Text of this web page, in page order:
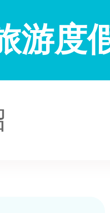
游度